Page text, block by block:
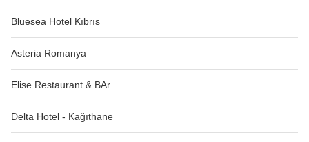
Bluesea Hotel Kıbrıs
Asteria Romanya
Elise Restaurant & BAr
Delta Hotel - Kağıthane